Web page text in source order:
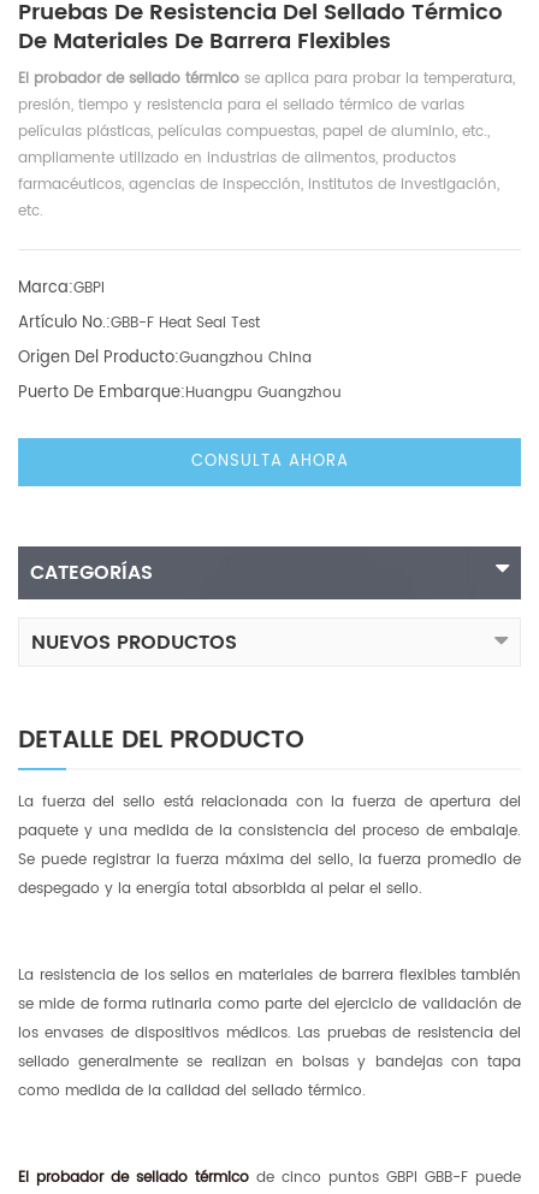
Pruebas De Resistencia Del Sellado Térmico
De Materiales De Barrera Flexibles
El probador de sellado térmico se aplica para probar la temperatura,
presión, tiempo y resistencia para el sellado térmico de varias
películas plásticas, películas compuestas, papel de aluminio, etc.,
ampliamente utilizado en industrias de alimentos, productos
farmacéuticos, agencias de inspección, institutos de investigación,
etc.
Marca:GBPI
Artículo No.:GBB-F Heat Seal Test
Origen Del Producto:Guangzhou China
Puerto De Embarque:Huangpu Guangzhou
CONSULTA AHORA
CATEGORÍAS
NUEVOS PRODUCTOS
DETALLE DEL PRODUCTO
La fuerza del sello está relacionada con la fuerza de apertura del
paquete y una medida de la consistencia del proceso de embalaje.
Se puede registrar la fuerza máxima del sello, la fuerza promedio de
despegado y la energía total absorbida al pelar el sello.
La resistencia de los sellos en materiales de barrera flexibles también
se mide de forma rutinaria como parte del ejercicio de validación de
los envases de dispositivos médicos. Las pruebas de resistencia del
sellado generalmente se realizan en bolsas y bandejas con tapa
como medida de la calidad del sellado térmico.
El probador de sellado térmico de cinco puntos GBPI GBB-F puede